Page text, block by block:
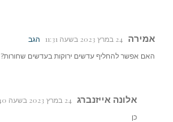
אמירה 24 במרץ 2023 בשעה 11:31
הגב
האם אפשר להחליף עדשים ירוקות בעדשים שחורות?
אלונה אייזנברג 24 במרץ 2023 בשעה 11:40
כן